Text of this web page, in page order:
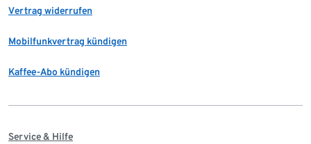
Vertrag widerrufen
Mobilfunkvertrag kündigen
Kaffee-Abo kündigen
Service & Hilfe